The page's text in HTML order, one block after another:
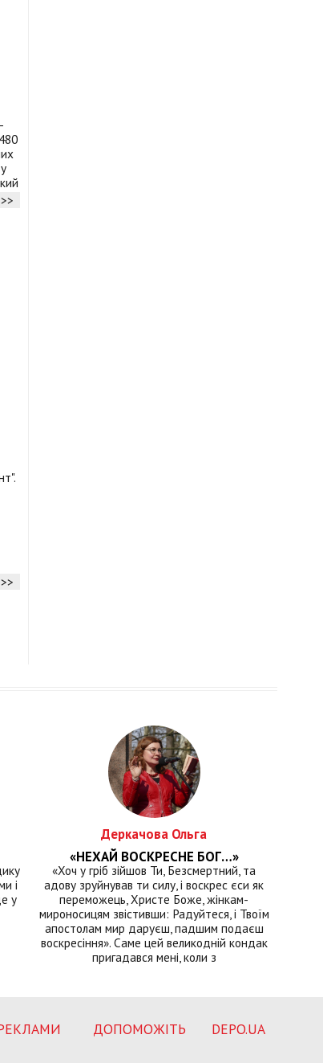
і
у
Деркачова Ольга
«НЕХАЙ ВОСКРЕСНЕ БОГ…»
«Хоч у гріб зійшов Ти, Безсмертний, та
адову зруйнував ти силу, і воскрес єси як
переможець, Христе Боже, жінкам-
мироносицям звістивши: Радуйтеся, і Твоїм
апостолам мир даруєш, падшим подаєш
воскресіння». Саме цей великодній кондак
пригадався мені, коли з
ДОПОМОЖІТЬ DEPO.UA